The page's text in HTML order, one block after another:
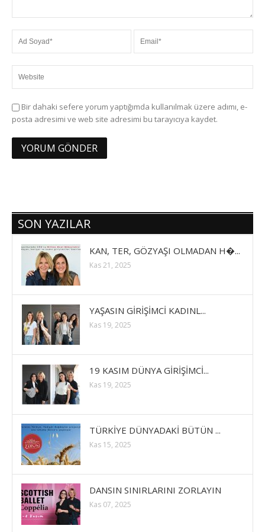
Bir dahaki sefere yorum yaptığımda kullanılmak üzere adımı, e-
posta adresimi ve web site adresimi bu tarayıcıya kaydet.
SON YAZILAR
KAN, TER, GÖZYAŞI OLMADAN H�...
Kas 21, 2025
YAŞASIN GİRİŞİMCİ KADINL...
Kas 19, 2025
19 KASIM DÜNYA GİRİŞİMCİ...
Kas 19, 2025
TÜRKİYE DÜNYADAKİ BÜTÜN ...
Kas 15, 2025
DANSIN SINIRLARINI ZORLAYIN
Kas 07, 2025